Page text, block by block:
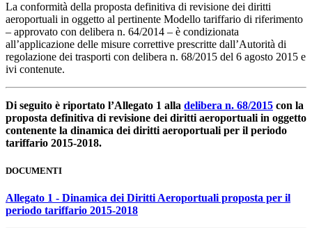
La conformità della proposta definitiva di revisione dei diritti
aeroportuali in oggetto al pertinente Modello tariffario di riferimento
– approvato con delibera n. 64/2014 – è condizionata
all’applicazione delle misure correttive prescritte dall’Autorità di
regolazione dei trasporti con delibera n. 68/2015 del 6 agosto 2015 e
ivi contenute.
Di seguito è riportato l’Allegato 1 alla delibera n. 68/2015 con la
proposta definitiva di revisione dei diritti aeroportuali in oggetto
contenente la dinamica dei diritti aeroportuali per il periodo
tariffario 2015-2018.
DOCUMENTI
Allegato 1 - Dinamica dei Diritti Aeroportuali proposta per il
periodo tariffario 2015-2018